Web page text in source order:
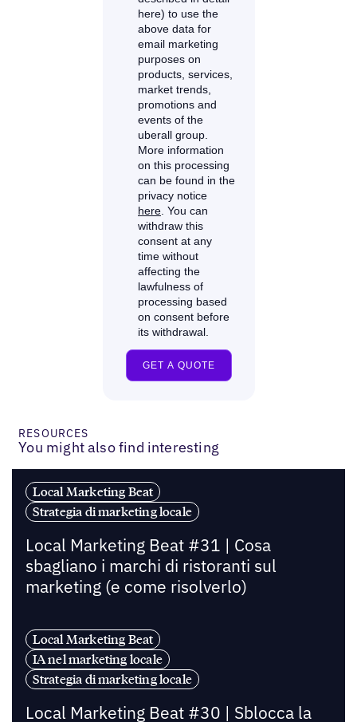
RESOURCES
You might also find interesting
Local Marketing Beat
Strategia di marketing locale
Local Marketing Beat #31 | Cosa
sbagliano i marchi di ristoranti sul
marketing (e come risolverlo)
Local Marketing Beat
IA nel marketing locale
Strategia di marketing locale
Local Marketing Beat #30 | Sblocca la